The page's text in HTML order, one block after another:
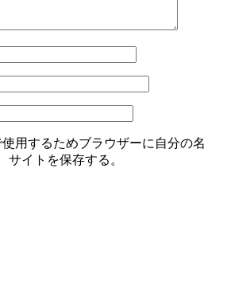
用するためブラウザーに自分の名
サイトを保存する。